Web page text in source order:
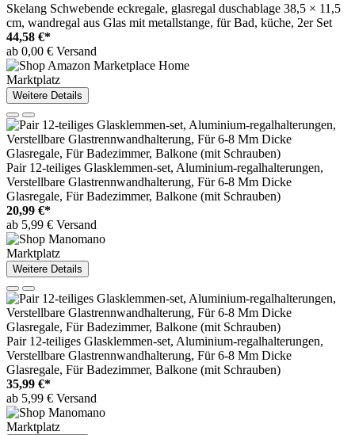
Skelang Schwebende eckregale, glasregal duschablage 38,5 × 11,5
cm, wandregal aus Glas mit metallstange, für Bad, küche, 2er Set
44,58 €*
ab 0,00 € Versand
Marktplatz
Weitere Details
Pair 12-teiliges Glasklemmen-set, Aluminium-regalhalterungen,
Verstellbare Glastrennwandhalterung, Für 6-8 Mm Dicke
Glasregale, Für Badezimmer, Balkone (mit Schrauben)
20,99 €*
ab 5,99 € Versand
Marktplatz
Weitere Details
Pair 12-teiliges Glasklemmen-set, Aluminium-regalhalterungen,
Verstellbare Glastrennwandhalterung, Für 6-8 Mm Dicke
Glasregale, Für Badezimmer, Balkone (mit Schrauben)
35,99 €*
ab 5,99 € Versand
Marktplatz